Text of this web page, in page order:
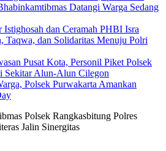
Datangi Warga Sedang
Istighosah dan Ceramah PHBI Isra
Taqwa, dan Solidaritas Menuju Polri
Pusat Kota, Personil Piket Polsek
Sekitar Alun-Alun Cilegon
Polsek Purwakarta Amankan
Polsek Rangkasbitung Polres
Jalin Sinergitas